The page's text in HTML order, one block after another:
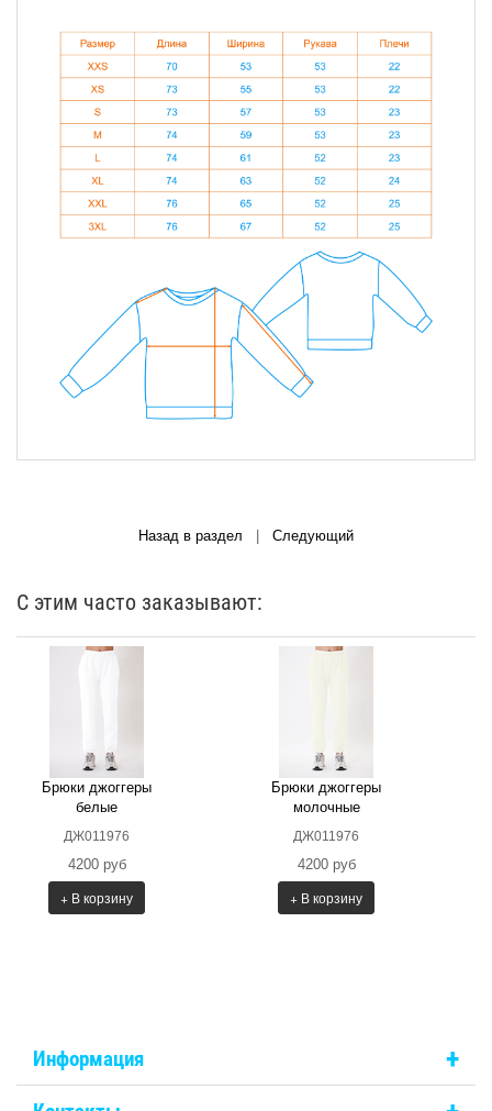
Назад в раздел Следующий
С этим часто заказывают:
Брюки джоггеры
белые
ДЖ011976
4200 руб
+ В корзину
Брюки джоггеры
молочные
ДЖ011976
4200 руб
+ В корзину
Информация +